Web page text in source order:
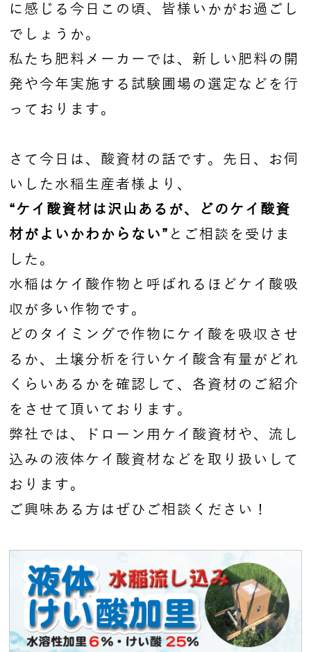
に感じる今日この頃、皆様いかがお過ごし
でしょうか。
私たち肥料メーカーでは、新しい肥料の開
発や今年実施する試験圃場の選定などを行
っております。
さて今日は、酸資材の話です。先日、お伺
いした水稲生産者様より、
“ケイ酸資材は沢山あるが、どのケイ酸資
材がよいかわからない” とご相談を受けま
した。
水稲はケイ酸作物と呼ばれるほどケイ酸吸
収が多い作物です。
どのタイミングで作物にケイ酸を吸収させ
るか、土壌分析を行いケイ酸含有量がどれ
くらいあるかを確認して、各資材のご紹介
をさせて頂いております。
弊社では、ドローン用ケイ酸資材や、流し
込みの液体ケイ酸資材などを取り扱いして
おります。
ご興味ある方はぜひご相談ください！